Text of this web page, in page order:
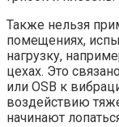
Также нельзя
помещениях,
нагрузку,
цехах. Это
или OSB к
воздействию
начинают